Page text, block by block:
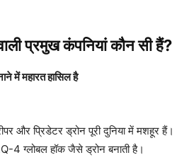
प्रमुख कंपनियां कौन सी हैं?
में महारत हासिल है
और प्रिडेटर ड्रोन पूरी दुनिया में मशहूर हैं।
4 ग्लोबल हॉक जैसे ड्रोन बनाती है।